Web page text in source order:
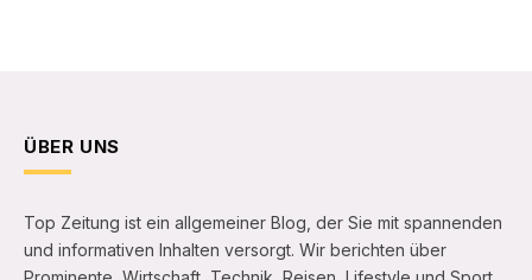
ÜBER UNS
Top Zeitung ist ein allgemeiner Blog, der Sie mit spannenden
und informativen Inhalten versorgt. Wir berichten über